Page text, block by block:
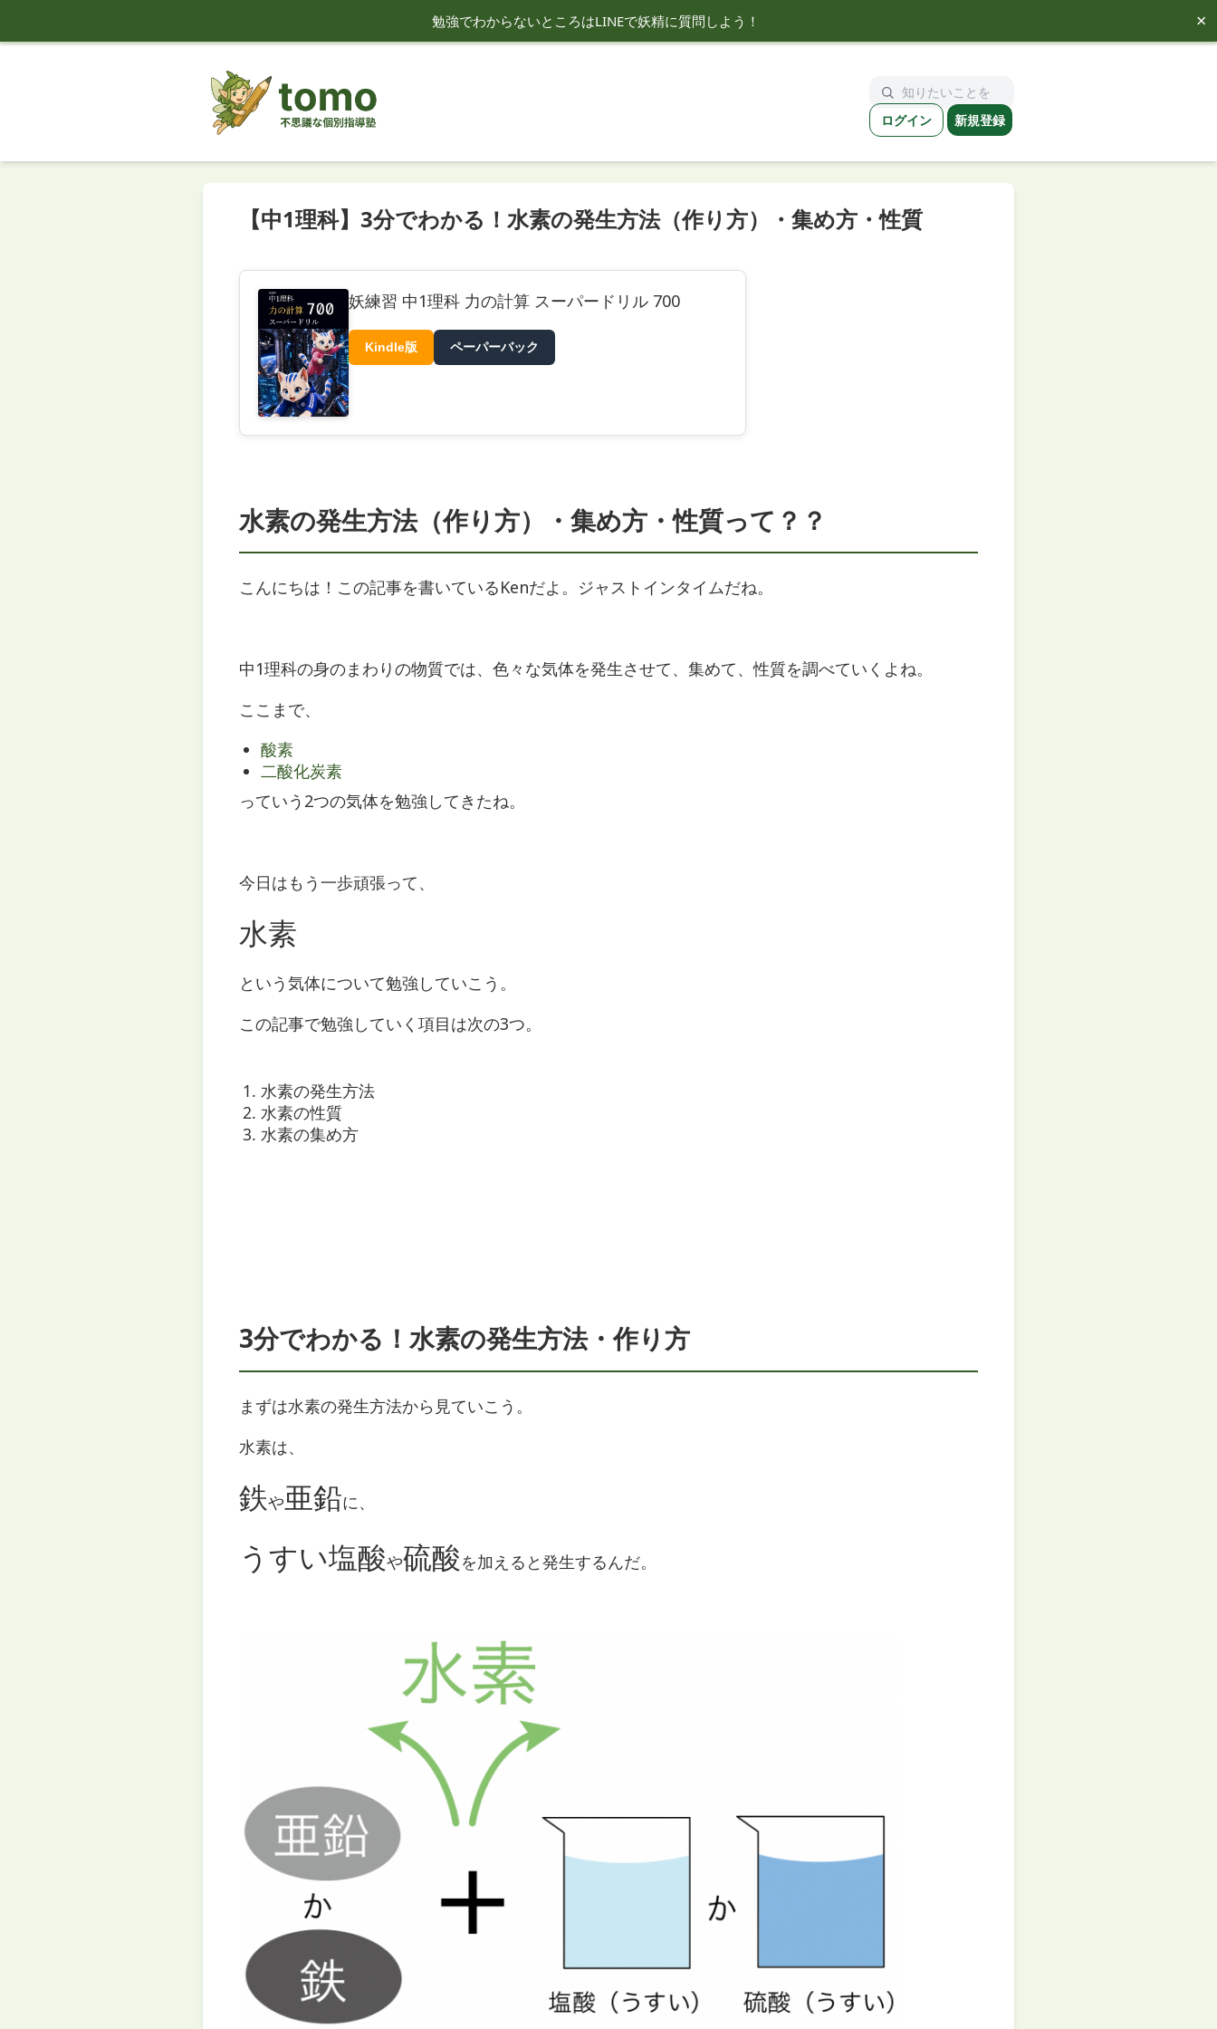
勉強でわからないところはLINEで妖精に質問しよう！ ×
tomo ログイン 新規登録
【中1理科】3分でわかる！水素の発生方法（作り方）・集め方・性質
妖練習 中1理科 力の計算 スーパードリル 700
Kindle版 ペーパーバック
水素の発生方法（作り方）・集め方・性質って？？
こんにちは！この記事を書いているKenだよ。ジャストインタイムだね。
中1理科の身のまわりの物質では、色々な気体を発生させて、集めて、性質を調べていくよね。
ここまで、
酸素
二酸化炭素
っていう2つの気体を勉強してきたね。
今日はもう一歩頑張って、
水素
という気体について勉強していこう。
この記事で勉強していく項目は次の3つ。
水素の発生方法
水素の性質
水素の集め方
3分でわかる！水素の発生方法・作り方
まずは水素の発生方法から見ていこう。
水素は、
鉄や亜鉛に、
うすい塩酸や硫酸を加えると発生するんだ。